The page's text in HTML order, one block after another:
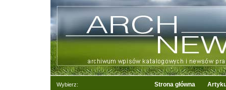
Wybierz: Strona główna